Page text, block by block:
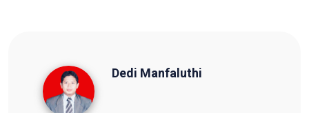
Dedi Manfaluthi